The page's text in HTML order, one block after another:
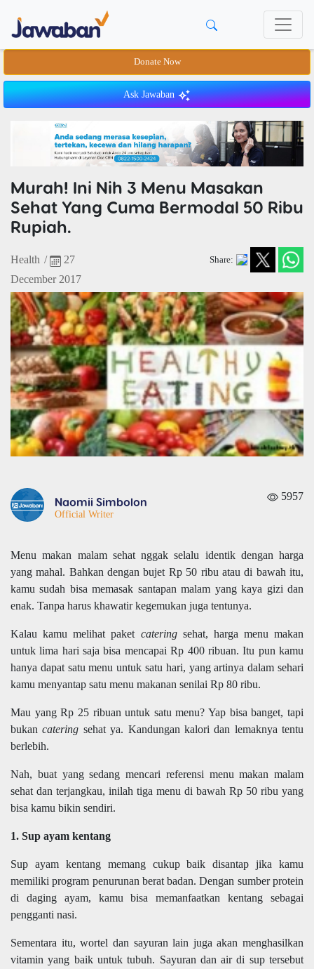
Donate Now
Ask Jawaban
Murah! Ini Nih 3 Menu Masakan
Sehat Yang Cuma Bermodal 50 Ribu
Rupiah.
Health /
27
December 2017
Share:
Naomii Simbolon
Official Writer
5957
Menu makan malam sehat nggak selalu identik dengan harga
yang mahal. Bahkan dengan bujet Rp 50 ribu atau di bawah itu,
kamu sudah bisa memasak santapan malam yang kaya gizi dan
enak. Tanpa harus khawatir kegemukan juga tentunya.
Kalau kamu melihat paket cateringsehat, harga menu makan
untuk lima hari saja bisa mencapai Rp 400 ribuan. Itu pun kamu
hanya dapat satu menu untuk satu hari, yang artinya dalam sehari
kamu menyantap satu menu makanan senilai Rp 80 ribu.
Mau yang Rp 25 ribuan untuk satu menu? Yap bisa banget, tapi
bukancatering sehat ya. Kandungan kalori dan lemaknya tentu
berlebih.
Nah, buat yang sedang mencari referensi menu makan malam
sehat dan terjangkau, inilah tiga menu di bawah Rp 50 ribu yang
bisa kamu bikin sendiri.
1. Sup ayam kentang
Sup ayam kentang memang cukup baik disantap jika kamu
memiliki program penurunan berat badan. Dengan sumber protein
di daging ayam, kamu bisa memanfaatkan kentang sebagai
pengganti nasi.
Sementara itu, wortel dan sayuran lain juga akan menghasilkan
vitamin yang baik untuk tubuh. Sayuran dan air di sup tersebut